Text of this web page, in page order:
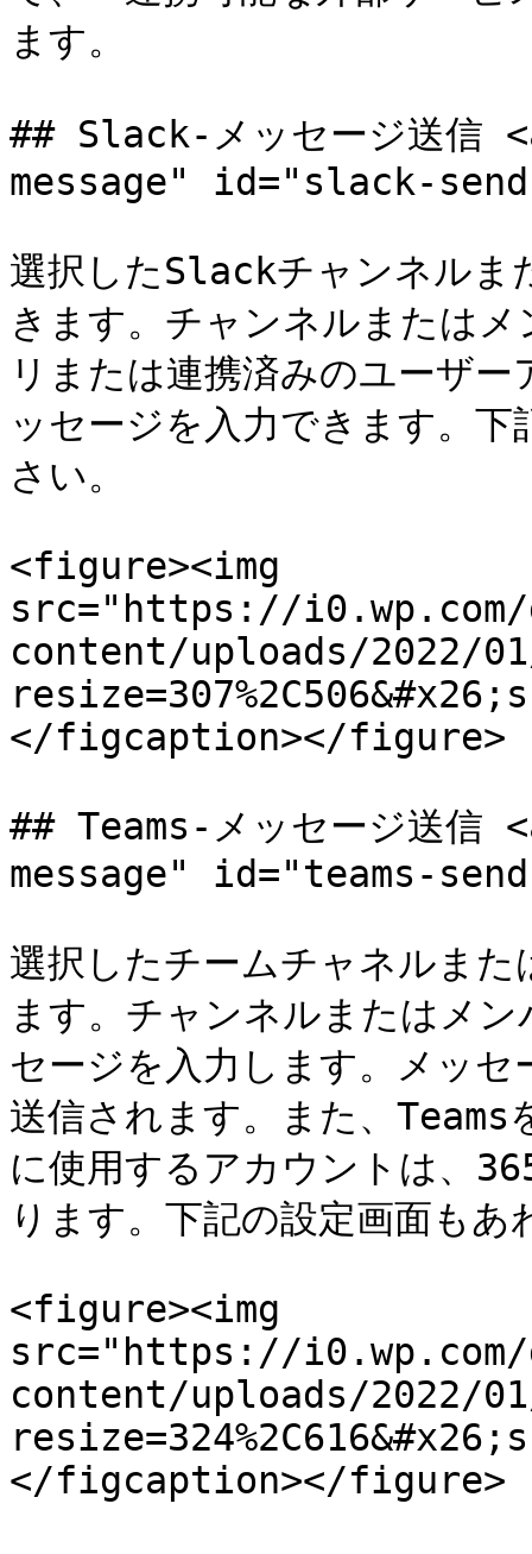
ます。
## Slack-メッセージ送
message" id="slack-
選択したSlackチャンネルま
きます。チャンネルまたは
リまたは連携済みのユーザ
ッセージを入力できます。
さい。
<figure><img
src="https://
content/uploads/2022/
</figcaption></figure>
## Teams-メッセージ送
message" id="teams-
選択したチームチャネルま
ます。チャンネルまたはメ
セージを入力します。メッ
送信されます。また、
に使用するアカウントは、
ります。下記の設定画面も
<figure><img
src="https://
content/uploads/2022/